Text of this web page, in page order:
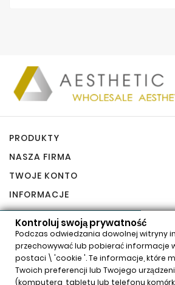
PRODUKTY
NASZA FIRMA
TWOJE KONTO
INFORMACJE
Kontroluj swoją prywatność
© 2026 - Aesthetic Pharma
Kontroluj swoją prywatność
Podczas odwiedzania dowolnej witryny
przechowywać lub pobierać informacje
postaci \ 'cookie '. Te informacje, które
Twoich preferencji lub Twojego
(komputera, tabletu lub telefonu